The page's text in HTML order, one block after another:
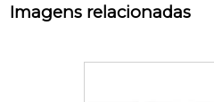
Imagens relacionadas